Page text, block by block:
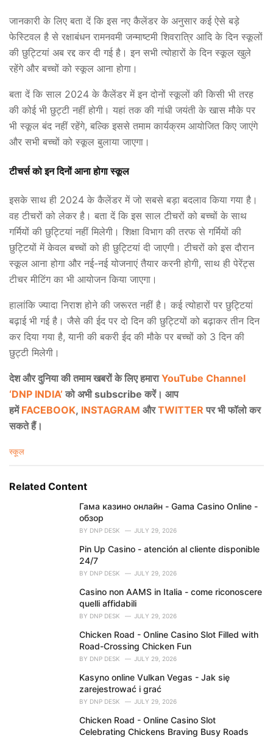
जानकारी के लिए बता दें कि इस नए कैलेंडर के अनुसार कई ऐसे बड़े
फेस्टिवल है से रक्षाबंधन रामनवमी जन्माष्टमी शिवरात्रि आदि के दिन स्कूलों
की छुट्टियां अब रद्द कर दी गई है। इन सभी त्योहारों के दिन स्कूल खुले
रहेंगे और बच्चों को स्कूल आना होगा।
बता दें कि साल 2024 के कैलेंडर में इन दोनों स्कूलों की किसी भी तरह
की कोई भी छुट्टी नहीं होगी। यहां तक की गांधी जयंती के खास मौके पर
भी स्कूल बंद नहीं रहेंगे, बल्कि इससे तमाम कार्यक्रम आयोजित किए जाएंगे
और सभी बच्चों को स्कूल बुलाया जाएगा।
टीचर्स को इन दिनों आना होगा स्कूल
इसके साथ ही 2024 के कैलेंडर में जो सबसे बड़ा बदलाव किया गया है।
वह टीचरों को लेकर है। बता दें कि इस साल टीचरों को बच्चों के साथ
गर्मियों की छुट्टियां नहीं मिलेगी। शिक्षा विभाग की तरफ से गर्मियों की
छुट्टियों में केवल बच्चों को ही छुट्टियां दी जाएगी। टीचरों को इस दौरान
स्कूल आना होगा और नई-नई योजनाएं तैयार करनी होगी, साथ ही पेरेंट्स
टीचर मीटिंग का भी आयोजन किया जाएगा।
हालांकि ज्यादा निराश होने की जरूरत नहीं है। कई त्योहारों पर छुट्टियां
बढ़ाई भी गई है। जैसे की ईद पर दो दिन की छुट्टियों को बढ़ाकर तीन दिन
कर दिया गया है, यानी की बकरी ईद की मौके पर बच्चों को 3 दिन की
छुट्टी मिलेगी।
देश और दुनिया की तमाम खबरों के लिए हमाराYouTube Channel
‘DNP INDIA’ को अभी subscribe करें। आप
हमें FACEBOOK, INSTAGRAM औरTWITTER पर भी फॉलो कर
सकते हैं।
C
e
स्कूल
Related Content
Гама казино онлайн - Gama Casino Online -
обзор
BY DNP DESK JULY 29, 2026
Pin Up Casino - atención al cliente disponible
24/7
BY DNP DESK JULY 29, 2026
Casino non AAMS in Italia - come riconoscere
quelli affidabili
BY DNP DESK JULY 29, 2026
Chicken Road - Online Casino Slot Filled with
Road-Crossing Chicken Fun
BY DNP DESK JULY 29, 2026
Kasyno online Vulkan Vegas - Jak się
zarejestrować i grać
BY DNP DESK JULY 29, 2026
Chicken Road - Online Casino Slot
Celebrating Chickens Braving Busy Roads